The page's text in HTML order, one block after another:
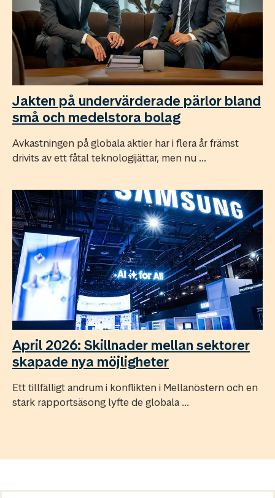
Jakten på undervärderade pärlor bland
små och medelstora bolag
Avkastningen på globala aktier har i flera år främst
drivits av ett fåtal teknologijättar, men nu ...
April 2026: Skillnader mellan sektorer
skapade nya möjligheter
Ett tillfälligt andrum i konflikten i Mellanöstern och en
stark rapportsäsong lyfte de globala ...